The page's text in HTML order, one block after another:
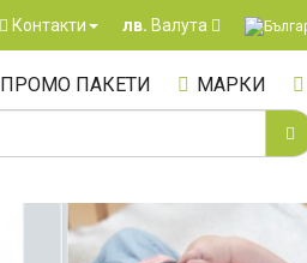
Контакти лв. Валута
ПРОМО ПАКЕТИ МАРКИ